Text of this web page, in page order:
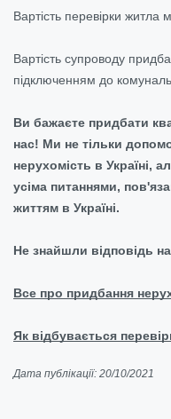
Вартість перевірки житла
Вартість супроводу
підключенням до
Ви бажаєте придбати
нас! Ми не тільки
нерухомість в Україні,
усіма питаннями,
життям в Україні.
Не знайшли відповідь
Все про придбання
Як відбувається
Дата публікації: 20/10/2021